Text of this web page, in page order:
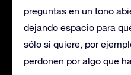
preguntas en un tono
dejando espacio para
sólo si quiere, por
perdonen por algo que